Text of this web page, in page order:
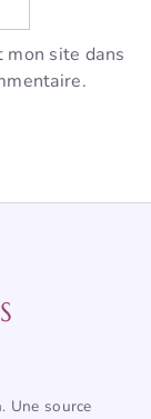
site dans
Une source